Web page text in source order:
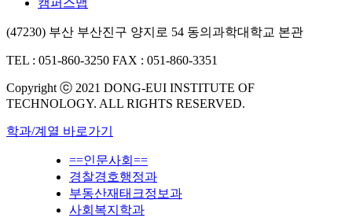
캠퍼스맵
(47230) 부산 부산진구 양지로 54 동의과학대학교 본관
TEL : 051-860-3250 FAX : 051-860-3351
Copyright ⓒ 2021 DONG-EUI INSTITUTE OF
TECHNOLOGY. ALL RIGHTS RESERVED.
학과/계열 바로가기
==인문사회==
경찰경호행정과
부동산재태크정보과
사회복지학과